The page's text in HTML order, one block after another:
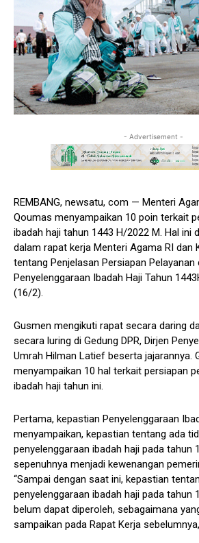
- Advertisement -
REMBANG, newsatu, com — Menteri
Qoumas menyampaikan 10 poin terkait
ibadah haji tahun 1443 H/2022 M. Hal ini
dalam rapat kerja Menteri Agama RI dan
tentang Penjelasan Persiapan Pelayanan
Penyelenggaraan Ibadah Haji Tahun
(16/2).
Gusmen mengikuti rapat secara daring
secara luring di Gedung DPR, Dirjen
Umrah Hilman Latief beserta jajarannya.
menyampaikan 10 hal terkait persiapan
ibadah haji tahun ini.
Pertama, kepastian Penyelenggaraan
menyampaikan, kepastian tentang ada
penyelenggaraan ibadah haji pada tahun
sepenuhnya menjadi kewenangan
“Sampai dengan saat ini, kepastian
penyelenggaraan ibadah haji pada tahun
belum dapat diperoleh, sebagaimana
sampaikan pada Rapat Kerja